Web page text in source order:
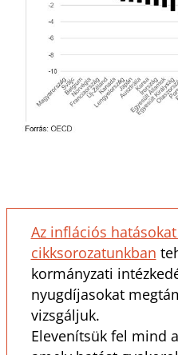
Az inflációs
cikksorozatunkban
kormányzati
nyugdíjasokat
vizsgáljuk.
Elevenítsük fel mind